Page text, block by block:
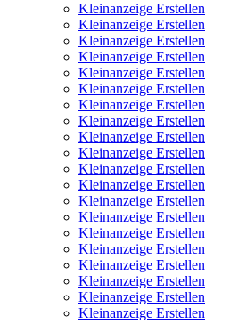
Kleinanzeige Erstellen
Kleinanzeige Erstellen
Kleinanzeige Erstellen
Kleinanzeige Erstellen
Kleinanzeige Erstellen
Kleinanzeige Erstellen
Kleinanzeige Erstellen
Kleinanzeige Erstellen
Kleinanzeige Erstellen
Kleinanzeige Erstellen
Kleinanzeige Erstellen
Kleinanzeige Erstellen
Kleinanzeige Erstellen
Kleinanzeige Erstellen
Kleinanzeige Erstellen
Kleinanzeige Erstellen
Kleinanzeige Erstellen
Kleinanzeige Erstellen
Kleinanzeige Erstellen
Kleinanzeige Erstellen